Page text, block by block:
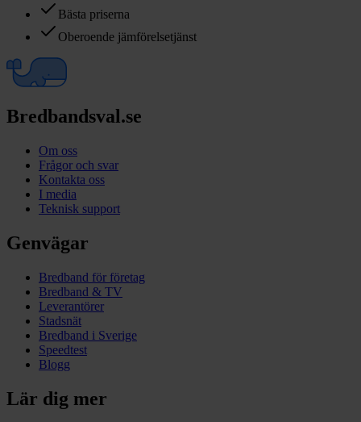
Bästa priserna
Oberoende jämförelsetjänst
Bredbandsval.se
Om oss
Frågor och svar
Kontakta oss
I media
Teknisk support
Genvägar
Bredband för företag
Bredband & TV
Leverantörer
Stadsnät
Bredband i Sverige
Speedtest
Blogg
Lär dig mer